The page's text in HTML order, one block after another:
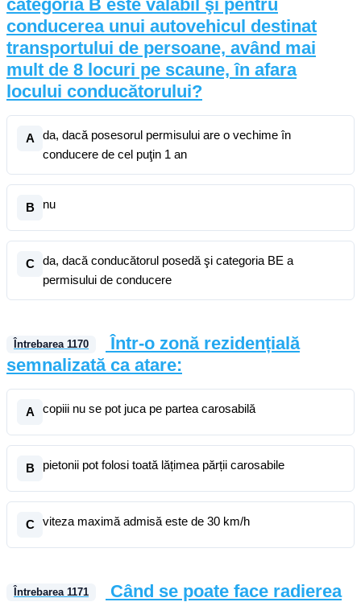
categoria B este valabil şi pentru
conducerea unui autovehicul destinat
transportului de persoane, având mai
mult de 8 locuri pe scaune, în afara
locului conducătorului?
A
da, dacă posesorul permisului are o vechime în
conducere de cel puţin 1 an
B nu
C
da, dacă conducătorul posedă şi categoria BE a
permisului de conducere
Întrebarea 1170
Într-o zonă rezidențială
semnalizată ca atare:
A copiii nu se pot juca pe partea carosabilă
B pietonii pot folosi toată lățimea părții carosabile
C viteza maximă admisă este de 30 km/h
Întrebarea 1171
Când se poate face radierea